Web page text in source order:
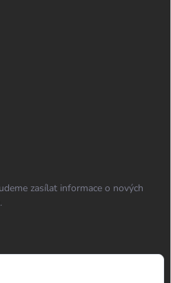
zasílat informace o nových